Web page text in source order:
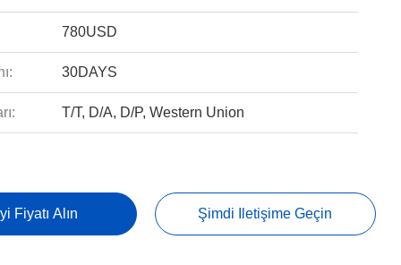
780USD
30DAYS
T/T, D/A, D/P, Western Union
Fiyatı Alın Şimdi Iletişime Geçin